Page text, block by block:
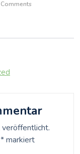
*markiert